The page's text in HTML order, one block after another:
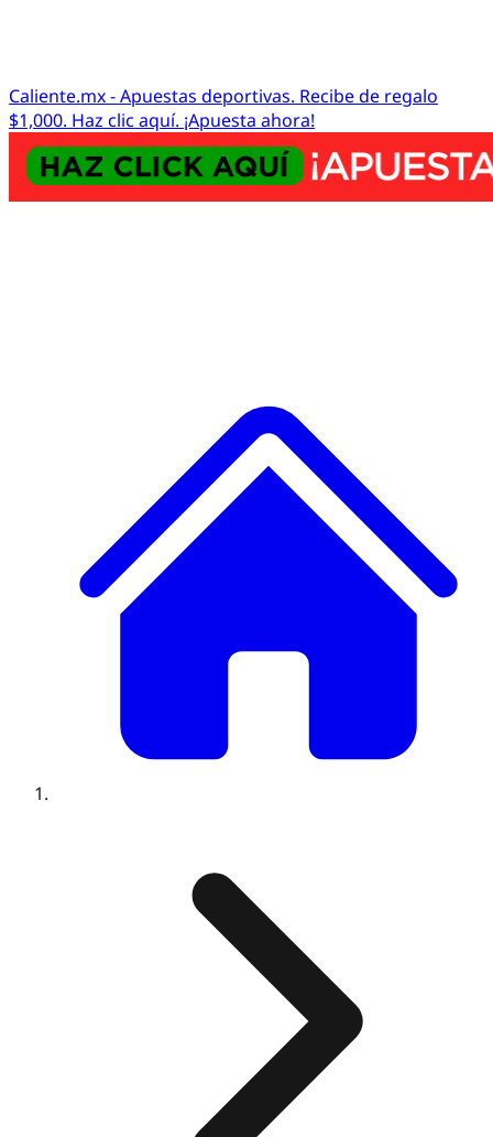
Caliente.mx - Apuestas deportivas. Recibe de regalo
$1,000. Haz clic aquí. ¡Apuesta ahora!